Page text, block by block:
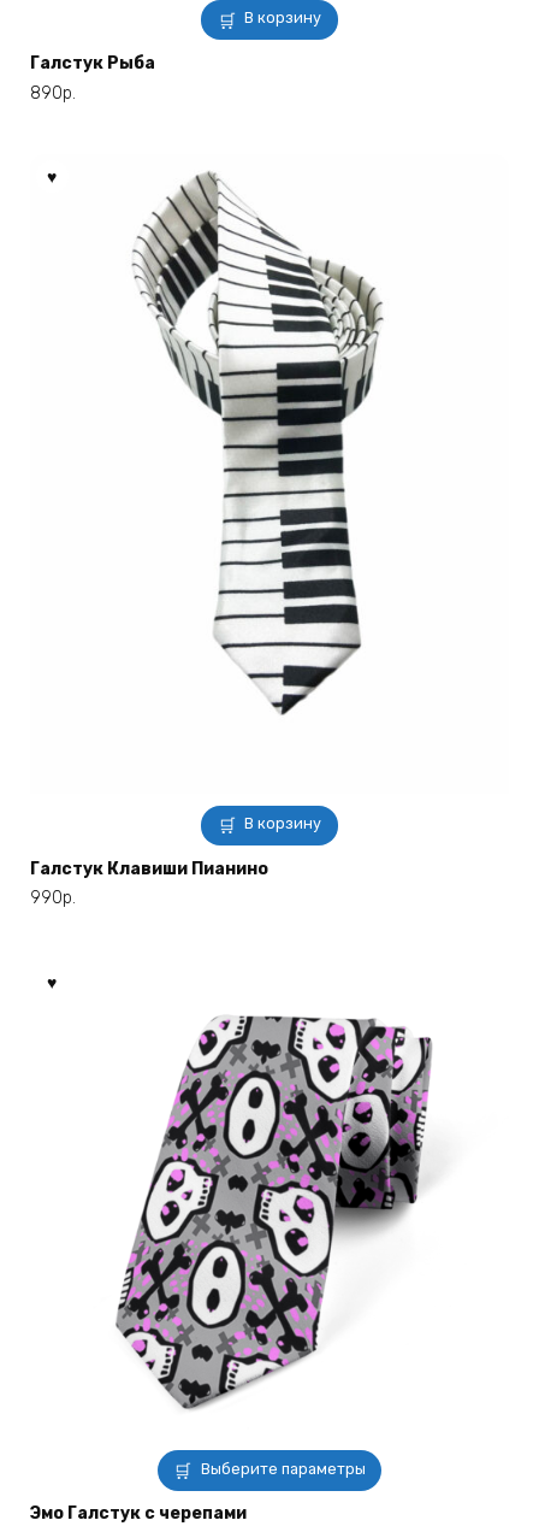
В корзину
Галстук Рыба
890р.
В корзину
Галстук Клавиши Пианино
990р.
Выберите параметры
Этот
товар
Эмо Галстук с черепами